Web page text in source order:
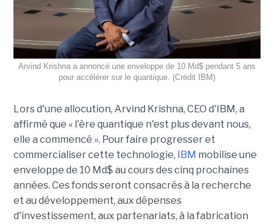
Arvind Krishna a annoncé une enveloppe de 10 Md$ pendant 5 ans
pour accélérer sur le quantique. (Crédit IBM)
Lors d'une allocution, Arvind Krishna, CEO d'IBM, a
affirmé que « l'ère quantique n'est plus devant nous,
elle a commencé ». Pour faire progresser et
commercialiser cette technologie, IBM mobilise une
enveloppe de 10 Md$ au cours des cinq prochaines
années. Ces fonds seront consacrés à la recherche
et au développement, aux dépenses
d'investissement, aux partenariats, à la fabrication